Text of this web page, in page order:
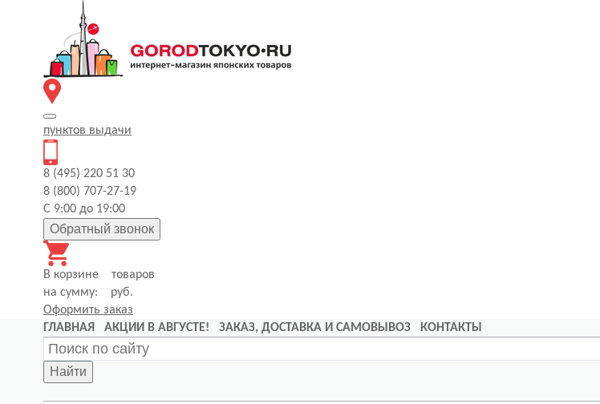
пунктов выдачи
8 (495) 220 51 30
8 (800) 707-27-19
С 9:00 до 19:00
Обратный звонок
В корзине
товаров
на сумму:
руб.
Оформить заказ
ГЛАВНАЯ
АКЦИИ В АВГУСТЕ! ЗАКАЗ, ДОСТАВКА И САМОВЫВОЗ КОНТАКТЫ
Найти